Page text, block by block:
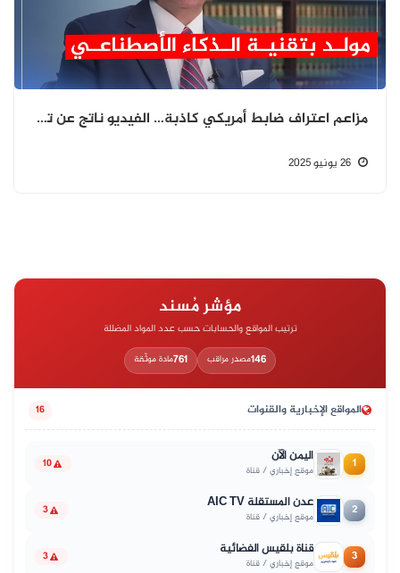
مزاعم اعتراف ضابط أمريكي كاذبة… الفيديو ناتج عن تزييف عميق
مؤشر مُسند
ترتيب المواقع والحسابات حسب عدد المواد المضللة
146مصدر مراقب 761مادة موثّقة
المواقع الإخبارية والقنوات 16
1 اليمن الآن
موقع إخباري / قناة 10
2 عدن المستقلة AIC TV
موقع إخباري / قناة 3
3 قناة بلقيس الفضائية
موقع إخباري / قناة 3